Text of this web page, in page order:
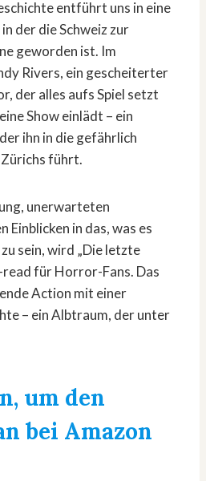
entführt uns in eine
der die Schweiz zur
geworden ist. Im
Rivers, ein gescheiterter
der alles aufs Spiel setzt
Show einlädt – ein
ihn in die gefährlich
führt.
unerwarteten
Einblicken in das, was es
sein, wird „Die letzte
read für Horror-Fans. Das
Action mit einer
– ein Albtraum, der unter
um den
bei Amazon